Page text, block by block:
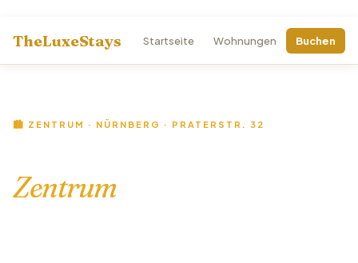
TheLuxeStays Startseite Wohnungen Buchen
🏙️ ZENTRUM · NÜRNBERG · PRATERSTR. 32
Zentrum